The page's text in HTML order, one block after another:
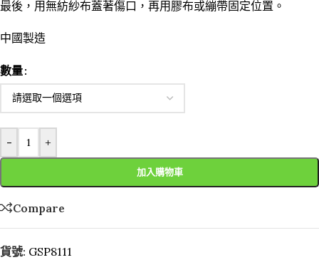
最後，用無紡紗布蓋著傷口，再用膠布或繃帶固定位置。
中國製造
數量
- +
加入購物車
Compare
貨號: GSP8111